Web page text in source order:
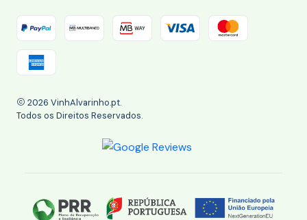
2026 VinhAlvarinho.pt.
Todos os Direitos Reservados.